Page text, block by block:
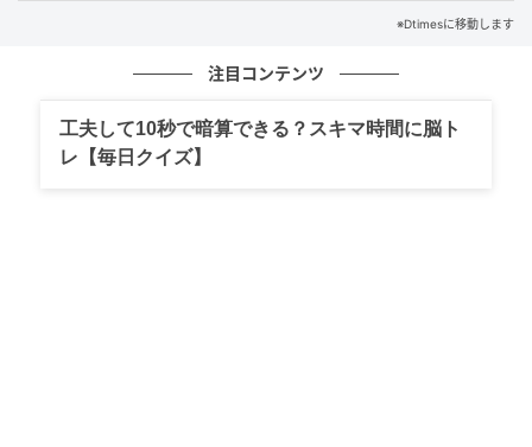
客室は1フロア1室、120平米以上の贅沢な広さを誇り
ます。
大きく開かれた窓の先には、奥湯河原の山林と清流を
※Dtimesに移動します
注目コンテンツ
工夫して10秒で暗算できる？スキマ時間に脳ト
レ【毎日クイズ】